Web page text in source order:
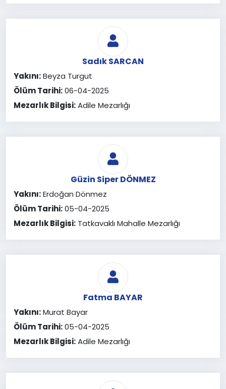
Sadık SARCAN
Yakını:Beyza Turgut
Ölüm Tarihi:06-04-2025
Mezarlık Bilgisi:Adile Mezarlığı
Güzin Siper DÖNMEZ
Yakını:Erdoğan Dönmez
Ölüm Tarihi:05-04-2025
Mezarlık Bilgisi: Tatkavaklı Mahalle Mezarlığı
Fatma BAYAR
Yakını:Murat Bayar
Ölüm Tarihi:05-04-2025
Mezarlık Bilgisi:Adile Mezarlığı